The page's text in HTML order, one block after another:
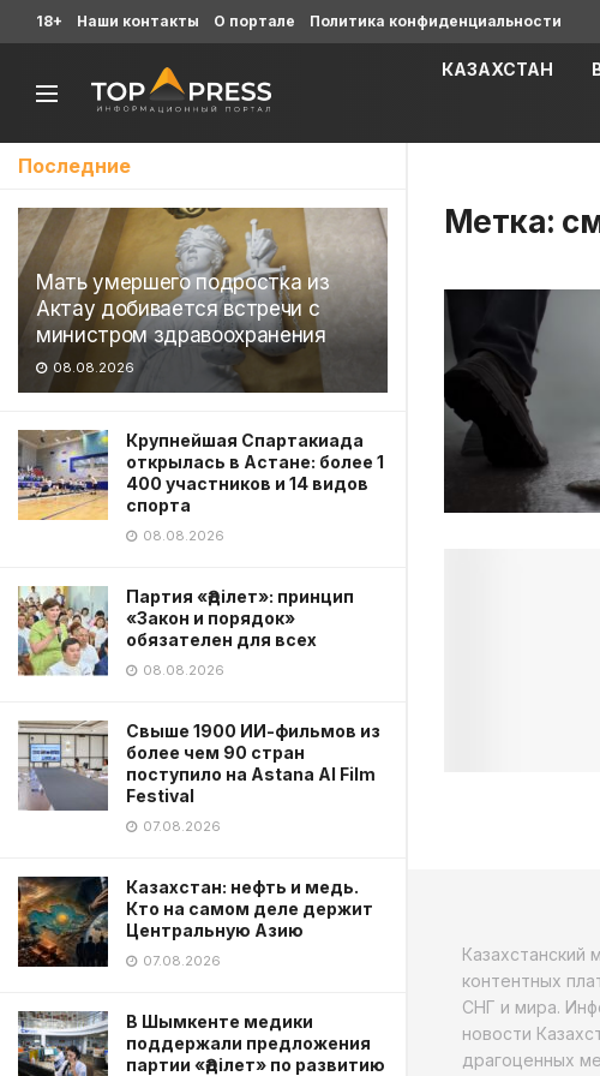
Последние
Мать умершего подростка из
Актау добивается встречи с
министром здравоохранения
08.08.2026
Крупнейшая Спартакиада
открылась в Астане: более 1
400 участников и 14 видов
спорта
08.08.2026
Партия «Әділет»: принцип
«Закон и порядок»
обязателен для всех
08.08.2026
Свыше 1900 ИИ-фильмов из
более чем 90 стран
поступило на Astana AI Film
Festival
07.08.2026
Казахстан: нефть и медь.
Кто на самом деле держит
Центральную Азию
07.08.2026
В Шымкенте медики
поддержали предложения
партии «Әділет» по развитию
18+ Наши контакты О портале Политика конфиденциальности
КАЗАХСТАН
Метка:
Казахстанский
контентных
СНГ и мира.
новости
драгоценных